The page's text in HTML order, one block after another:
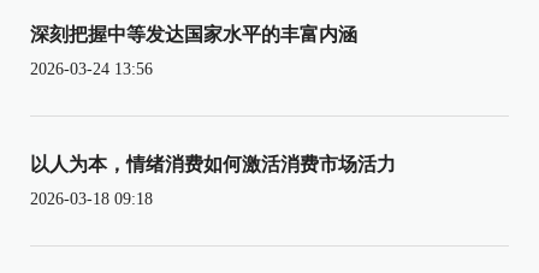
深刻把握中等发达国家水平的丰富内涵
2026-03-24 13:56
以人为本，情绪消费如何激活消费市场活力
2026-03-18 09:18